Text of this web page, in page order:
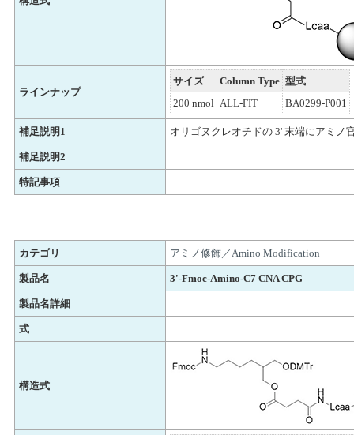
ラインナップ
サイズ Column Type 型式
200 nmol ALL-FIT BA0299-P001
補足説明1 オリゴヌクレオチドの 3' 末端にアミノ
補足説明2
特記事項
カテゴリ アミノ修飾／Amino Modification
製品名 3'-Fmoc-Amino-C7 CNA CPG
製品名詳細
式
構造式